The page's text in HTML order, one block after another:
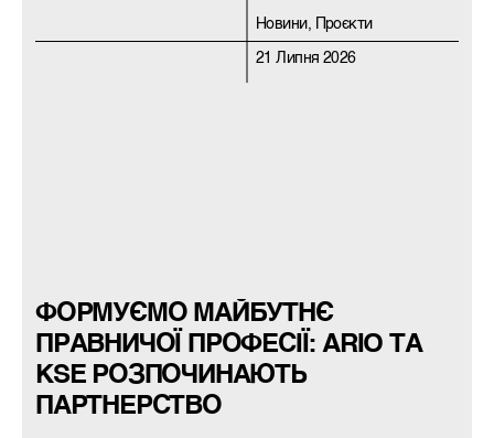
Новини, Проєкти
21 Липня 2026
ФОРМУЄМО МАЙБУТНЄ
ПРАВНИЧОЇ ПРОФЕСІЇ: ARIO ТА
KSE РОЗПОЧИНАЮТЬ
ПАРТНЕРСТВО